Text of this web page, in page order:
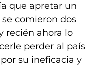
que apretar un
comieron dos
recién ahora lo
perder al país
su ineficacia y